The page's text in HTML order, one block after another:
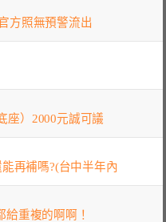
方照無預警流出
座）2000元誠可議
再補嗎?(台中半年內
給重複的啊啊！